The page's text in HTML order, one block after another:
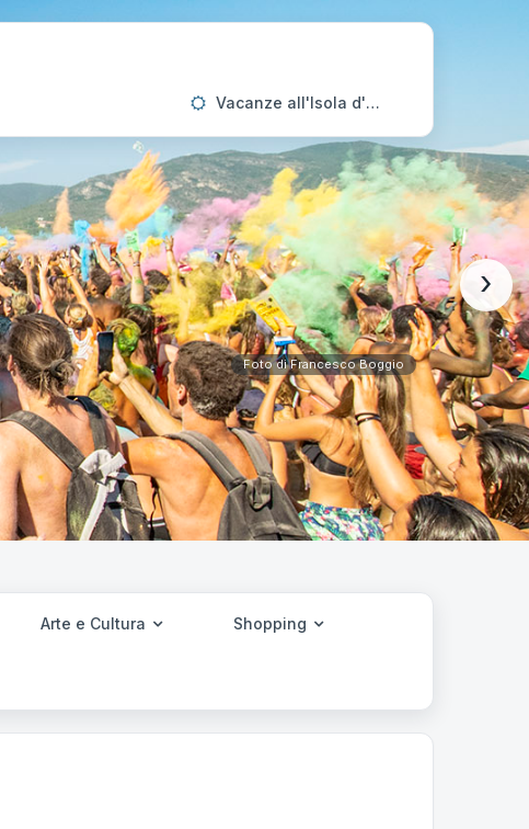
Vacanze all'Isola d'Elba
Foto di Francesco Boggio
›
Arte e Cultura Shopping